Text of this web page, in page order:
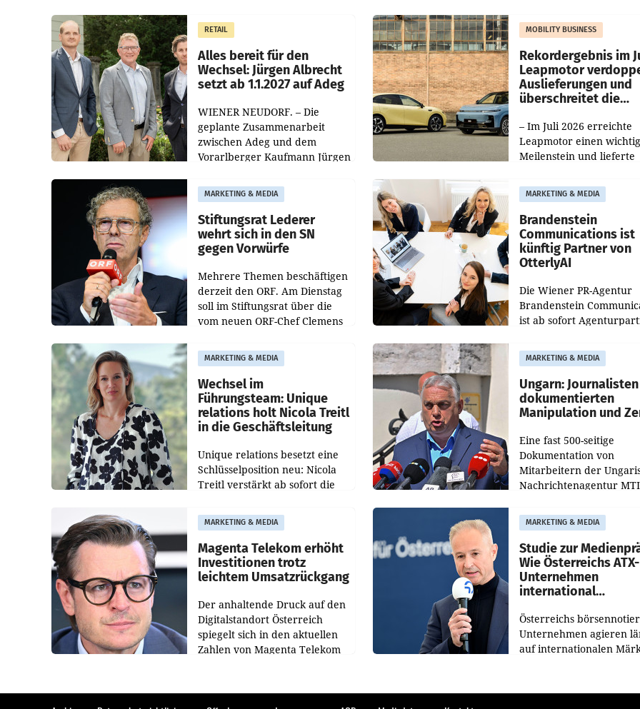
Müller die Initiative „Kreislauf-
Helden“ in allen
österreichischen Müller-Filialen
Die beiden Standorte
Haag sowie im rund
RETAIL
Alles bereit für den
Wechsel: Jürgen Albrecht
setzt ab 1.1.2027 auf Adeg
WIENER NEUDORF. – Die
geplante Zusammenarbeit
zwischen Adeg und dem
Vorarlberger Kaufmann Jürgen
freigegeben: Die
Bundeswettbewerbsbehörde
und der Bundeskartellanwalt
MOBILITY BUSINESS
Rekordergebnis im
Leapmotor
Auslieferungen und
überschreitet die
– Im Juli 2026 erreichte
Leapmotor einen
Meilenstein und lieferte
aus, womit sich das
gegenüber Juli 2025
verdoppelte (+102
MARKETING & MEDIA
Stiftungsrat Lederer
wehrt sich in den SN
gegen Vorwürfe
Mehrere Themen beschäftigen
derzeit den ORF. Am Dienstag
soll im Stiftungsrat über die
vom neuen ORF-Chef Clemens
Besetzungen für die
Direktionen abgestimmt
werden.
MARKETING & MEDIA
Brandenstein
Communications ist
künftig Partner von
OtterlyAI
Die Wiener PR-Agentur
Brandenstein
ist ab sofort
Optimierungsplattform
OtterlyAI. Damit baut die
Agentur ihr
MARKETING & MEDIA
Wechsel im
Führungsteam: Unique
relations holt Nicola Treitl
in die Geschäftsleitung
Unique relations besetzt eine
Schlüsselposition neu: Nicola
Treitl verstärkt ab sofort die
PR-Agentur an der Seite von
Josef Kalina und Anna Kalina-
Mahr.
MARKETING & MEDIA
Ungarn: Journalisten
dokumentierten
Manipulation und
Eine fast 500-seitige
Dokumentation von
Mitarbeitern der
Nachrichtenagentur
Manipulation und Zensur
der Agentur während
MARKETING & MEDIA
Magenta Telekom erhöht
Investitionen trotz
leichtem Umsatzrückgang
Der anhaltende Druck auf den
Digitalstandort Österreich
spiegelt sich in den aktuellen
Zahlen von Magenta Telekom
verzeichnete
MARKETING & MEDIA
Studie zur
Wie Österreichs ATX-
Unternehmen
international
Österreichs
Unternehmen agieren
auf internationalen
untersucht die weltweite